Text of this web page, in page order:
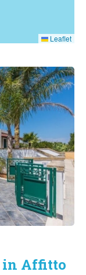
Leaflet
in Affitto